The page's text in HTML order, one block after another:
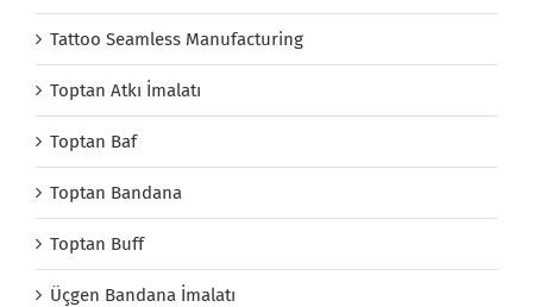
Tattoo Seamless Manufacturing
Toptan Atkı İmalatı
Toptan Baf
Toptan Bandana
Toptan Buff
Üçgen Bandana İmalatı